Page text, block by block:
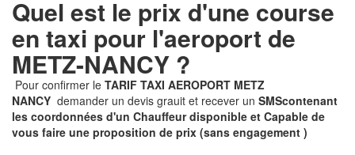
Quel est le prix d'une course
en taxi pour l'aeroport de
METZ-NANCY ?
Pour confirmer le TARIF TAXI AEROPORT METZ
NANCY demander un devis grauit et recever un SMScontenant
les coordonnées d'un Chauffeur disponible et Capable de
vous faire une proposition de prix (sans engagement )